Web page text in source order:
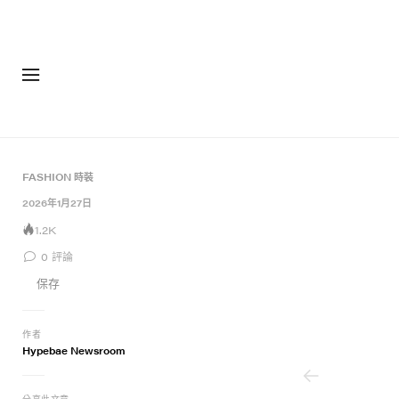
FASHION 時裝
2026年1月27日
1.2K
0 評論
保存
作者
Hypebae Newsroom